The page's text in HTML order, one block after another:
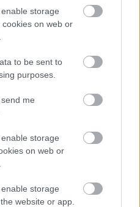
storage
on web or
to be sent to
purposes.
me
storage
on web or
storage
website or app.
για κάθε ζώδιο
σιωπηλά το μυαλό
και δεν το
WEINSTEIN